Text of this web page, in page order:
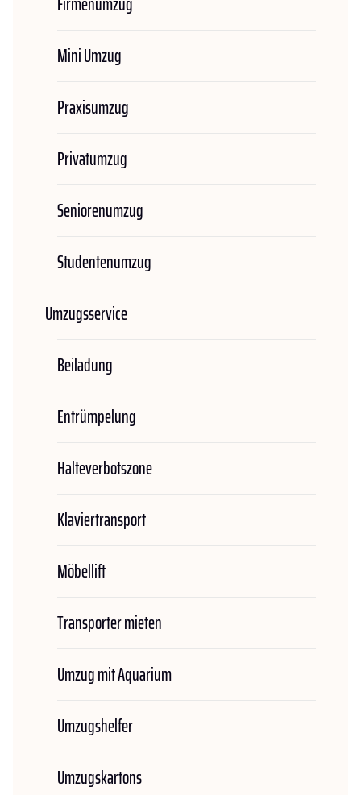
Mini Umzug
Praxisumzug
Privatumzug
Seniorenumzug
Studentenumzug
Umzugsservice
Beiladung
Entrümpelung
Halteverbotszone
Klaviertransport
Möbellift
Transporter mieten
Umzug mit Aquarium
Umzugshelfer
Umzugskartons